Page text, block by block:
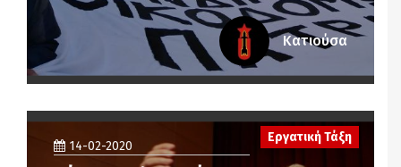
Κατιούσα
14-02-2020
Εργατική Τάξη